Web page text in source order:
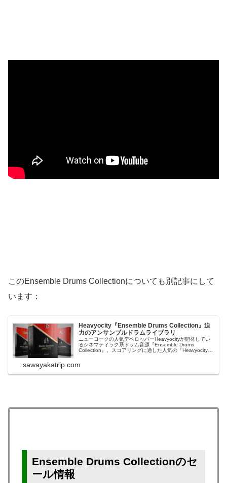
このEnsemble Drums Collectionについても別記事にして
います：
Heavyocity『Ensemble Drums Collection』迫
力のアンサンブルドラムライブラリ
ニューヨークの人気デベロッパーHeavyocityが開発してい
るシネマティック系ドラム音源『Ensemble Drums
Collection』。スコアリングに適した人気の「Heavyocity
sawayakatrip.com
Ensemble Drums Collectionのセ
ール情報